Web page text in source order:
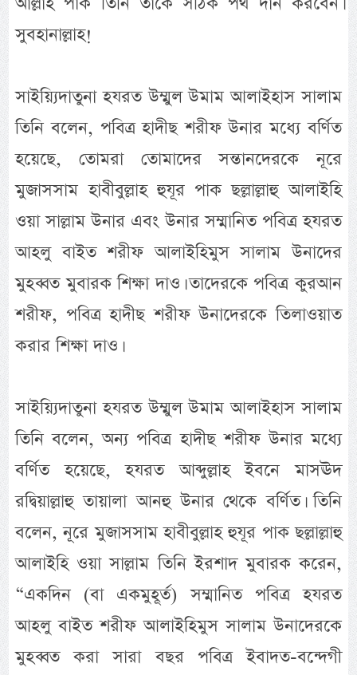
সুবহানাল্লাহ!
সাইয়্যিদাতুনা হযরত উম্মুল উমাম আলাইহাস সালাম
তিনি বলেন, পবিত্র হাদীছ শরীফ উনার মধ্যে বর্ণিত
হয়েছে, তোমরা তোমাদের সন্তানদেরকে নূরে
মুজাসসাম হাবীবুল্লাহ হুযূর পাক ছল্লাল্লাহু আলাইহি
ওয়া সাল্লাম উনার এবং উনার সম্মানিত পবিত্র হযরত
আহলু বাইত শরীফ আলাইহিমুস সালাম উনাদের
মুহব্বত মুবারক শিক্ষা দাও। তাদেরকে পবিত্র কুরআন
শরীফ, পবিত্র হাদীছ শরীফ উনাদেরকে তিলাওয়াত
করার শিক্ষা দাও।
সাইয়্যিদাতুনা হযরত উম্মুল উমাম আলাইহাস সালাম
তিনি বলেন, অন্য পবিত্র হাদীছ শরীফ উনার মধ্যে
বর্ণিত হয়েছে, হযরত আব্দুল্লাহ ইবনে মাসঊদ
রদ্বিয়াল্লাহু তায়ালা আনহু উনার থেকে বর্ণিত। তিনি
বলেন, নূরে মুজাসসাম হাবীবুল্লাহ হুযূর পাক ছল্লাল্লাহু
আলাইহি ওয়া সাল্লাম তিনি ইরশাদ মুবারক করেন,
“একদিন (বা একমুহূর্ত) সম্মানিত পবিত্র হযরত
আহলু বাইত শরীফ আলাইহিমুস সালাম উনাদেরকে
মুহব্বত করা সারা বছর পবিত্র ইবাদত-বন্দেগী